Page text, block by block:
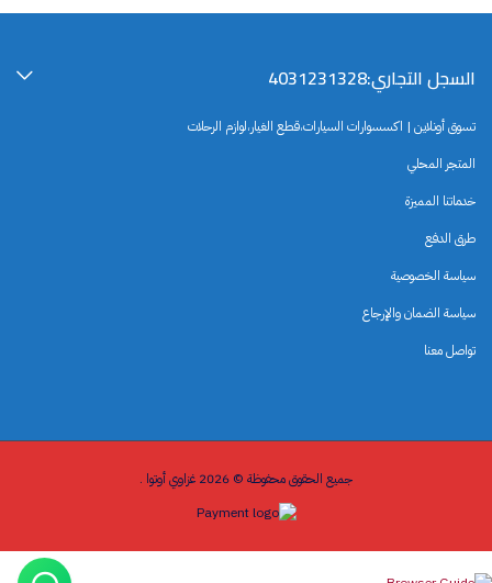
السجل التجاري:4031231328
تسوق أونلاين | اكسسوارات السيارات،قطع الغيار،لوازم الرحلات
المتجر المحلي
خدماتنا المميزة
طرق الدفع
سياسة الخصوصية
سياسة الضمان والإرجاع
تواصل معنا
جميع الحقوق محفوظة © 2026 غزاوي أوتوا .